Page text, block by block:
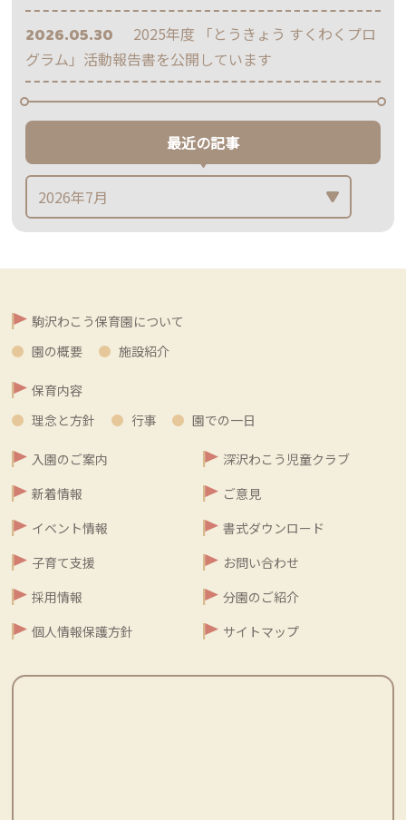
2026.05.30
2025年度 「とうきょう すくわくプロ
グラム」活動報告書を公開しています
最近の記事
駒沢わこう保育園について
園の概要
施設紹介
保育内容
理念と方針
行事 園での一日
入園のご案内
深沢わこう児童クラブ
新着情報
ご意見
イベント情報
書式ダウンロード
子育て支援
お問い合わせ
採用情報
分園のご紹介
個人情報保護方針
サイトマップ